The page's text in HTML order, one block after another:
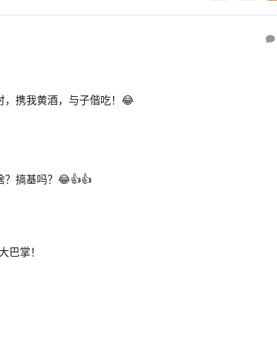
，携我黄酒，与子偕吃！😂
？搞基吗？😂👍👍
巴掌！